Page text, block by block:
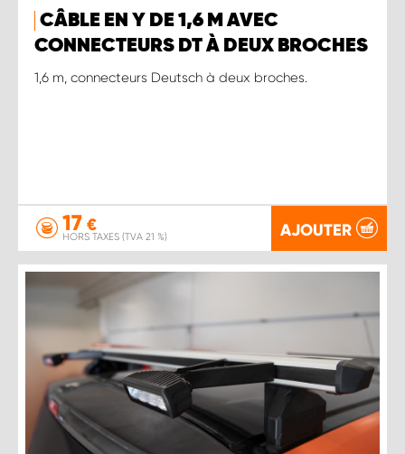
CÂBLE EN Y DE 1,6 M AVEC
CONNECTEURS DT À DEUX BROCHES
1,6 m, connecteurs Deutsch à deux broches.
17 €
HORS TAXES (TVA 21 %) AJOUTER